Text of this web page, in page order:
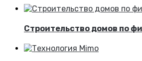
Строительство домов по